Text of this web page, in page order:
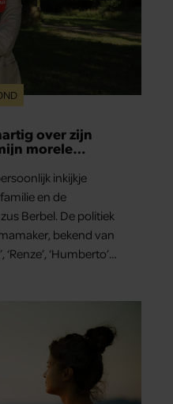
over zijn
morele
inkijkje
en de
Berbel. De politiek
bekend van
‘Renze’, ‘Humberto’